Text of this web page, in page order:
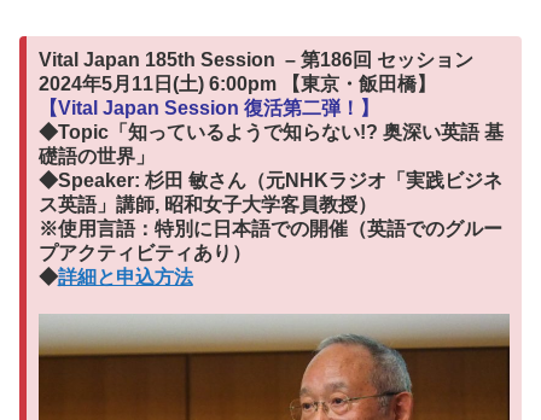
Vital Japan 185th Session – 第186回 セッション
2024年5月11日(土) 6:00pm 【東京・飯田橋】
【Vital Japan Session 復活第二弾！】
◆Topic「知っているようで知らない!? 奥深い英語 基
礎語の世界」
◆Speaker: 杉田 敏さん（元NHKラジオ「実践ビジネ
ス英語」講師, 昭和女子大学客員教授）
※使用言語：特別に日本語での開催（英語でのグルー
プアクティビティあり）
◆詳細と申込方法